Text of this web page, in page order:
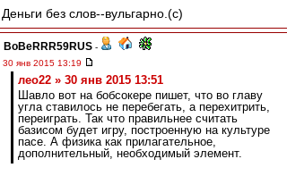
Деньги без слов--вульгарно.(с)
BoBeRRR59RUS -
30 янв 2015 13:19
лео22 » 30 янв 2015 13:51
Шавло вот на бобсокере пишет, что во главу
угла ставилось не перебегать, а перехитрить,
переиграть. Так что правильнее считать
базисом будет игру, построенную на культуре
пасе. А физика как прилагательное,
дополнительный, необходимый элемент.